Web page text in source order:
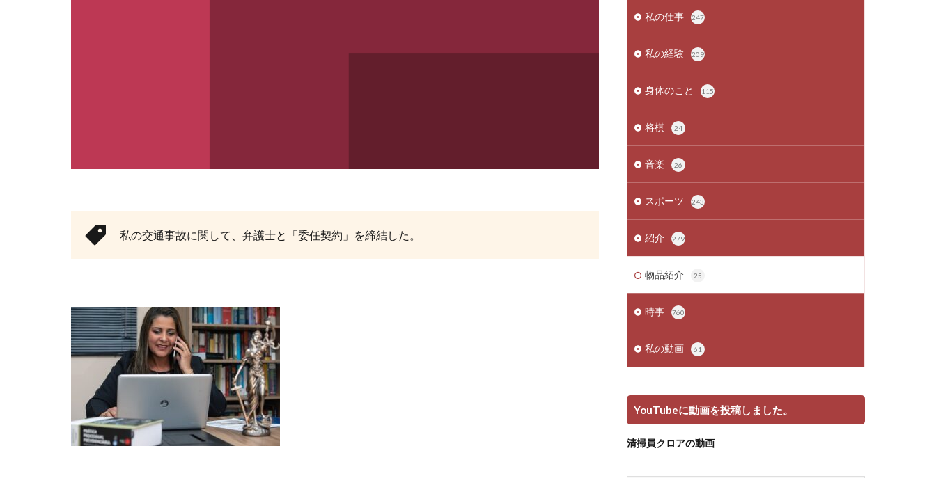
私の交通事故に関して、弁護士と「委任契約」を締結した。
私の仕事 247
私の経験 209
身体のこと 115
将棋 24
音楽 26
スポーツ 243
紹介 279
物品紹介 25
時事 760
私の動画 61
YouTubeに動画を投稿しました。
清掃員クロアの動画